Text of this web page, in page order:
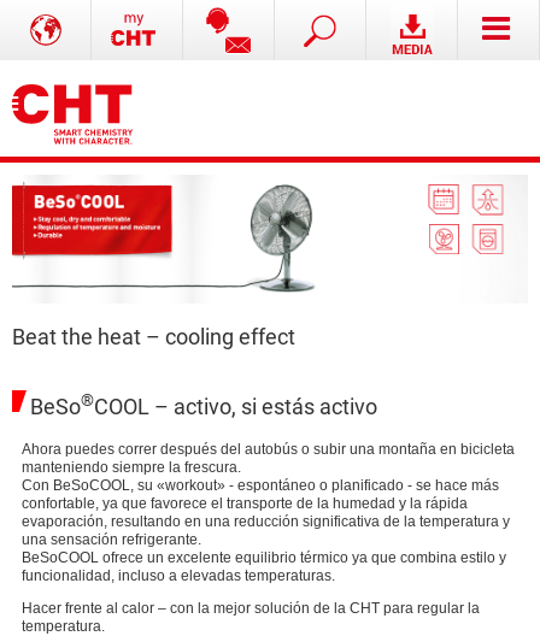
Beat the heat – cooling effect
BeSo®COOL – activo, si estás activo
Ahora puedes correr después del autobús o subir una montaña en bicicleta
manteniendo siempre la frescura.
Con BeSoCOOL, su «workout» - espontáneo o planificado - se hace más
confortable, ya que favorece el transporte de la humedad y la rápida
evaporación, resultando en una reducción significativa de la temperatura y
una sensación refrigerante.
BeSoCOOL ofrece un excelente equilibrio térmico ya que combina estilo y
funcionalidad, incluso a elevadas temperaturas.
Hacer frente al calor – con la mejor solución de la CHT para regular la
temperatura.